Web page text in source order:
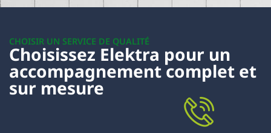
CHOISIR UN SERVICE DE QUALITÉ
Choisissez Elektra pour un
accompagnement complet et
sur mesure